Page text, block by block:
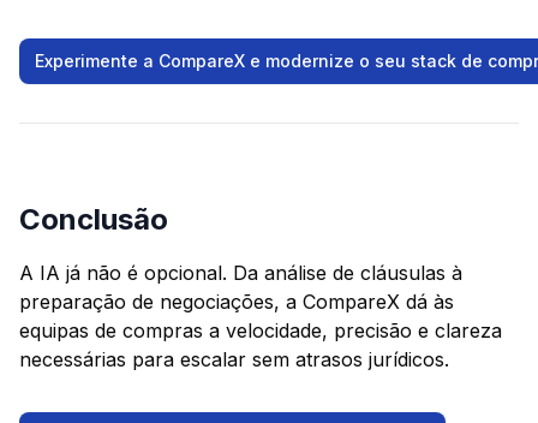
Experimente a CompareX e modernize o seu stack de
Conclusão
A IA já não é opcional. Da análise de cláusulas à
preparação de negociações, a CompareX dá às
equipas de compras a velocidade, precisão e clareza
necessárias para escalar sem atrasos jurídicos.